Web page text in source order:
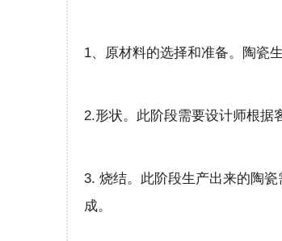
1、原材料的选择和准备。陶瓷
2.形状。此阶段需要设计师根据
3. 烧结。此阶段生产出来的陶
成。